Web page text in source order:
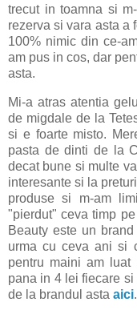
trecut in toamna si
rezerva si vara asta a
100% nimic din ce-
am pus in cos, dar
asta.
Mi-a atras atentia
de migdale de la
si e foarte misto.
pasta de dinti de la
decat bune si multe
interesante si la
produse si m-am
"pierdut" ceva timp
Beauty este un
urma cu ceva ani si
pentru maini am luat
pana in 4 lei fiecare
de la brandul asta aici.